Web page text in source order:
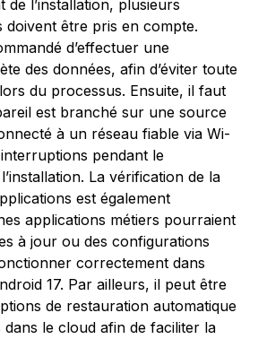
de l’installation, plusieurs
doivent être pris en compte.
d’effectuer une
des données, afin d’éviter toute
du processus. Ensuite, il faut
est branché sur une source
à un réseau fiable via Wi-
interruptions pendant le
La vérification de la
est également
applications métiers pourraient
à jour ou des configurations
correctement dans
17. Par ailleurs, il peut être
de restauration automatique
dans le cloud afin de faciliter la